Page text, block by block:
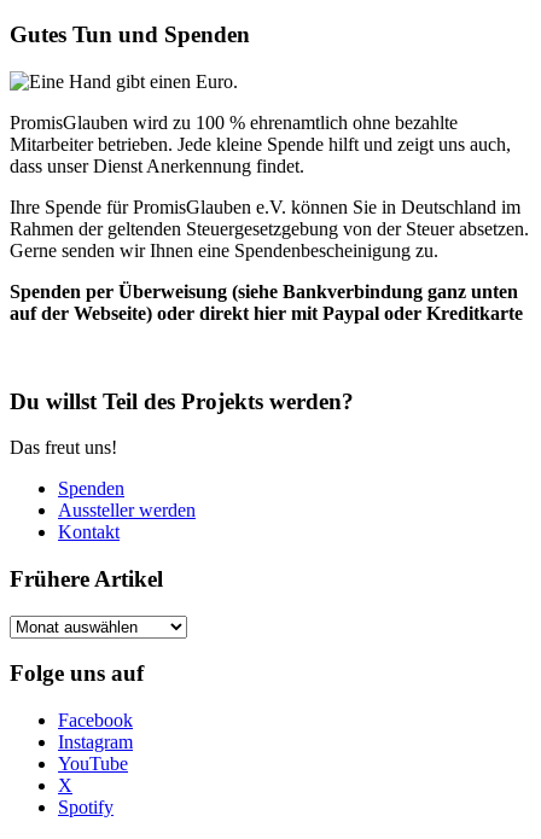
Gutes Tun und Spenden
PromisGlauben wird zu 100 % ehrenamtlich ohne bezahlte
Mitarbeiter betrieben. Jede kleine Spende hilft und zeigt uns auch,
dass unser Dienst Anerkennung findet.
Ihre Spende für PromisGlauben e.V. können Sie in Deutschland im
Rahmen der geltenden Steuergesetzgebung von der Steuer absetzen.
Gerne senden wir Ihnen eine Spendenbescheinigung zu.
Spenden per Überweisung (siehe Bankverbindung ganz unten
auf der Webseite) oder direkt hier mit Paypal oder Kreditkarte
Du willst Teil des Projekts werden?
Das freut uns!
Spenden
Aussteller werden
Kontakt
Frühere Artikel
Frühere
Folge uns auf
Facebook
Instagram
YouTube
X
Spotify